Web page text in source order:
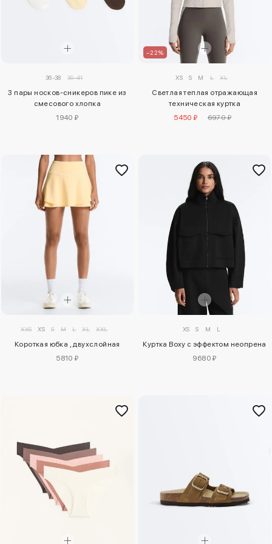
36-38 39-41
3 пары носков-сникеров пике из
смесового хлопка
1940 ₽
–22%
XS S M L XL
Светлая теплая отражающая
техническая куртка
5450 ₽
6970 ₽
XXS XS S M L XL XXL
Короткая юбка , двухслойная
5810 ₽
XS S M L
Куртка Boxy с эффектом неопрена
9680 ₽